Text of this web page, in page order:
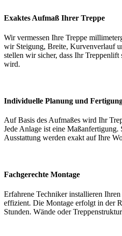
Exaktes Aufmaß Ihrer Treppe
Wir vermessen Ihre Treppe
wir Steigung, Breite, Kurvenverlauf
stellen wir sicher, dass Ihr Treppenlift
wird.
Individuelle Planung und
Auf Basis des Aufmaßes wird Ihr
Jede Anlage ist eine Maßanfertigung.
Ausstattung werden exakt auf Ihre
Fachgerechte Montage
Erfahrene Techniker installieren
effizient. Die Montage erfolgt in der
Stunden. Wände oder